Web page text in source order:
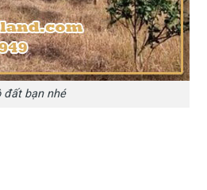
đất bạn nhé